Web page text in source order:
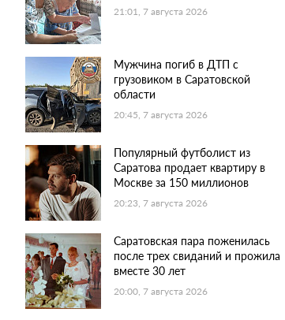
21:01, 7 августа 2026
Мужчина погиб в ДТП с
грузовиком в Саратовской
области
20:45, 7 августа 2026
Популярный футболист из
Саратова продает квартиру в
Москве за 150 миллионов
20:23, 7 августа 2026
Саратовская пара поженилась
после трех свиданий и прожила
вместе 30 лет
20:00, 7 августа 2026